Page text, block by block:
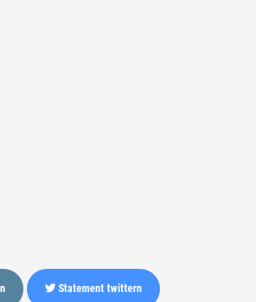
Statement twittern